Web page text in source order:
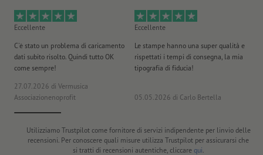
Eccellente
C'è stato un problema di caricamento
dati subito risolto. Quindi tutto OK
come sempre!
27.07.2026 di Vermusica
Associazionenoprofit
Eccellente
Le stampe hanno una super qualità e
rispettati i tempi di consegna, la mia
tipografia di fiducia!
05.05.2026 di Carlo Bertella
Utilizziamo Trustpilot come fornitore di servizi indipendente per linvio delle
recensioni. Per conoscere quali misure utilizza Trustpilot per assicurarsi che
si tratti di recensioni autentiche, cliccare qui